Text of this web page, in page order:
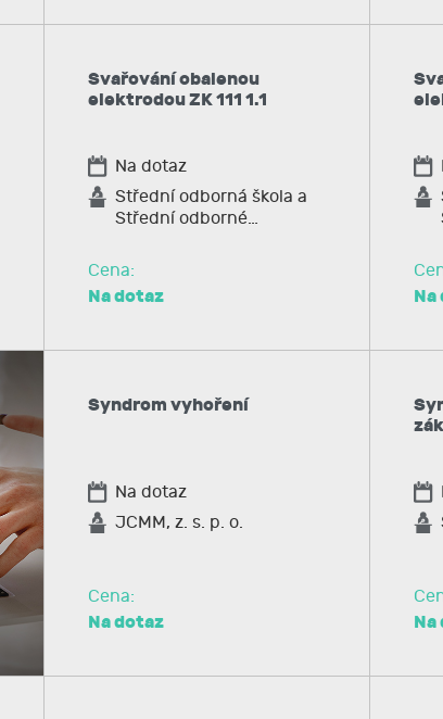
Svařování obalenou
elektrodou ZK 111 1.1
Na dotaz
Střední odborná škola a
Střední odborné…
Cena:
Na dotaz Na
Syndrom vyhoření
Na dotaz
JCMM, z. s. p. o.
Cena:
Na dotaz Na